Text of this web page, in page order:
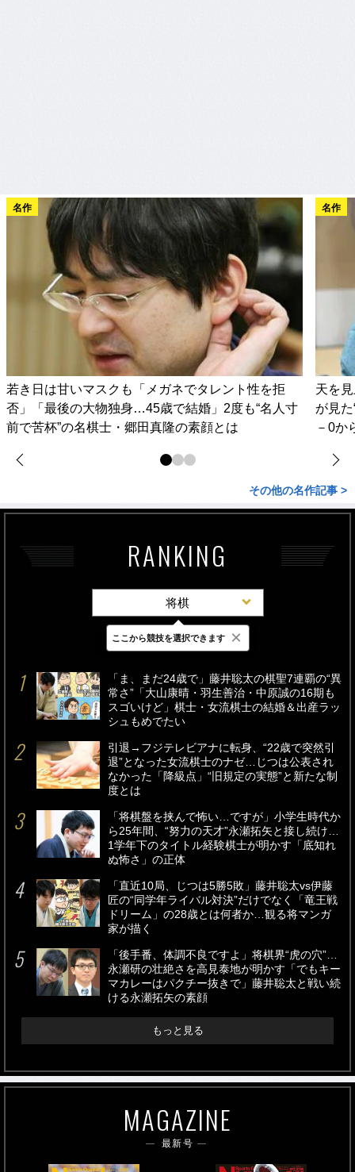
名作
若き日は甘いマスクも「メガネでタレント性を拒
否」「最後の大物独身…45歳で結婚」2度も“名人寸
前で苦杯”の名棋士・郷田真隆の素顔とは
名作
天を
が見
－0か
その他の名作記事 >
RANKING
将棋
最新 24時間 週間
「ま、まだ24歳で」藤井聡太の棋聖7連覇の“異
常さ”「大山康晴・羽生善治・中原誠の16期も
スゴいけど」棋士・女流棋士の結婚＆出産ラッ
シュもめでたい
引退→フジテレビアナに転身、“22歳で突然引
退”となった女流棋士のナゼ…じつは公表され
なかった「降級点」“旧規定の実態”と新たな制
度とは
「将棋盤を挟んで怖い…ですが」小学生時代か
ら25年間、“努力の天才”永瀬拓矢と接し続け…
1学年下のタイトル経験棋士が明かす「底知れ
ぬ怖さ」の正体
「直近10局、じつは5勝5敗」藤井聡太vs伊藤
匠の“同学年ライバル対決”だけでなく「竜王戦
ドリーム」の28歳とは何者か…観る将マンガ
家が描く
「後手番、体調不良ですよ」将棋界“虎の穴”…
永瀬研の壮絶さを高見泰地が明かす「でもキー
マカレーはパクチー抜きで」藤井聡太と戦い続
ける永瀬拓矢の素顔
もっと見る
MAGAZINE
最新号
ここから競技を選択できます ×